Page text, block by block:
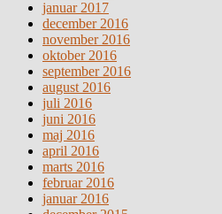
januar 2017
december 2016
november 2016
oktober 2016
september 2016
august 2016
juli 2016
juni 2016
maj 2016
april 2016
marts 2016
februar 2016
januar 2016